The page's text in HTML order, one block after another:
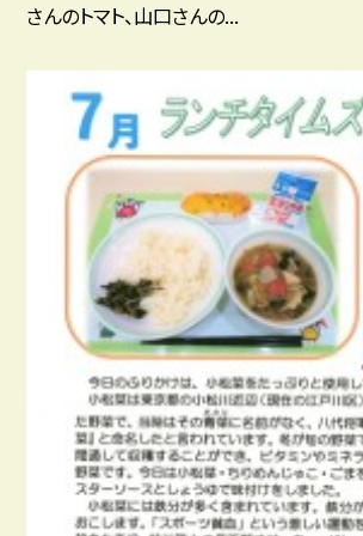
さんのトマト、山口さんの...